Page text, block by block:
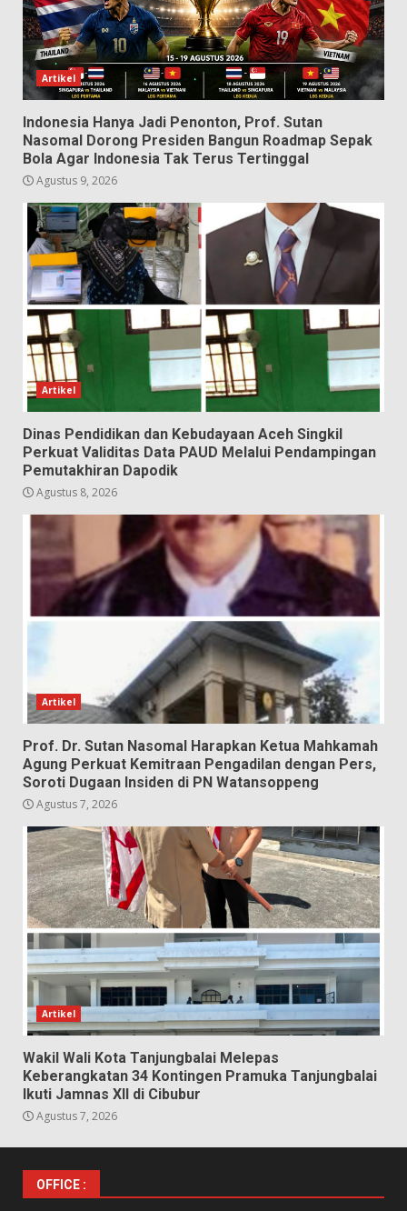
Artikel
Indonesia Hanya Jadi Penonton, Prof. Sutan
Nasomal Dorong Presiden Bangun Roadmap Sepak
Bola Agar Indonesia Tak Terus Tertinggal
Agustus 9, 2026
Artikel
Dinas Pendidikan dan Kebudayaan Aceh Singkil
Perkuat Validitas Data PAUD Melalui Pendampingan
Pemutakhiran Dapodik
Agustus 8, 2026
Artikel
Prof. Dr. Sutan Nasomal Harapkan Ketua Mahkamah
Agung Perkuat Kemitraan Pengadilan dengan Pers,
Soroti Dugaan Insiden di PN Watansoppeng
Agustus 7, 2026
Artikel
Wakil Wali Kota Tanjungbalai Melepas
Keberangkatan 34 Kontingen Pramuka Tanjungbalai
Ikuti Jamnas XII di Cibubur
Agustus 7, 2026
OFFICE :